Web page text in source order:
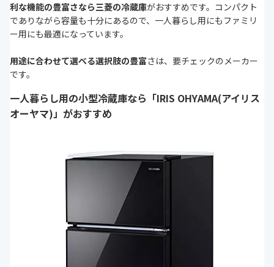
利な機能の豊富さなら三菱の冷蔵庫がおすすめです。コンパクト
でありながら容量も十分にあるので、一人暮らし用にもファミリ
ー用にも最適になっています。
用途に合わせて選べる選択肢の豊富さは、要チェックのメーカー
です。
一人暮らし用の小型冷蔵庫なら「IRIS OHYAMA(アイリス
オーヤマ)」がおすすめ